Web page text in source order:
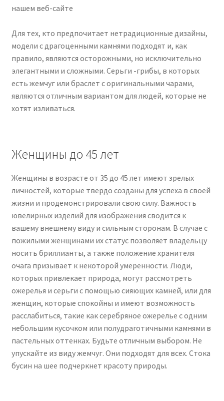
нашем веб-сайте
Для тех, кто предпочитает нетрадиционные дизайны,
модели с драгоценными камнями подходят и, как
правило, являются осторожными, но исключительно
элегантными и сложными. Серьги -грибы, в которых
есть жемчуг или браслет с оригинальными чарами,
являются отличным вариантом для людей, которые не
хотят изливаться.
Женщины до 45 лет
Женщины в возрасте от 35 до 45 лет имеют зрелых
личностей, которые твердо созданы для успеха в своей
жизни и продемонстрировали свою силу. Важность
ювелирных изделий для изображения сводится к
вашему внешнему виду и сильным сторонам. В случае с
пожилыми женщинами их статус позволяет владельцу
носить бриллианты, а также положение хранителя
очага призывает к некоторой умеренности. Люди,
которых привлекает природа, могут рассмотреть
ожерелья и серьги с помощью сияющих камней, или для
женщин, которые спокойны и имеют возможность
расслабиться, такие как серебряное ожерелье с одним
небольшим кусочком или полудраготичными камнями в
пастельных оттенках. Будьте отличным выбором. Не
упускайте из виду жемчуг. Они подходят для всех. Стока
бусин на шее подчеркнет красоту природы.